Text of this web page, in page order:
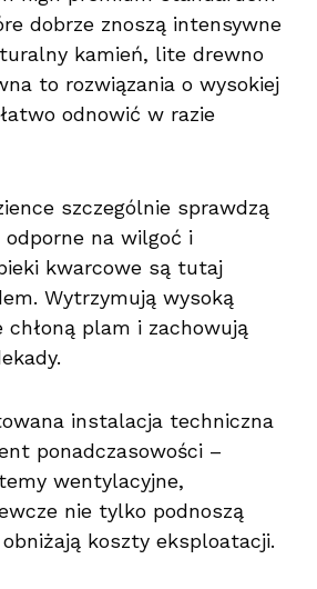
dobrze znoszą intensywne
kamień, lite drewno
to rozwiązania o wysokiej
odnowić w razie
szczególnie sprawdzą
odporne na wilgoć i
kwarcowe są tutaj
Wytrzymują wysoką
plam i zachowują
instalacja techniczna
ponadczasowości –
wentylacyjne,
nie tylko podnoszą
koszty eksploatacji.